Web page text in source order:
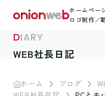
ホームペー
ロゴ制作／
DIARY
WEB社長日記
ホーム ブログ